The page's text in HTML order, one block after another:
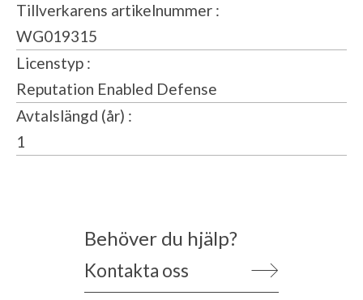
Tillverkarens artikelnummer
WG019315
Licenstyp
Reputation Enabled Defense
Avtalslängd (år)
1
Behöver du hjälp?
Kontakta oss